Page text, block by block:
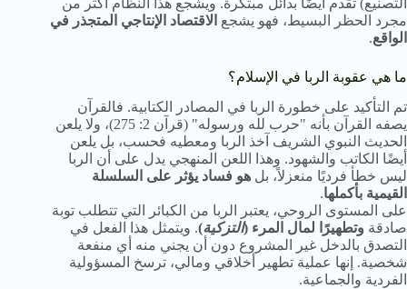
مجرد الحظر البسيط، فهو يشجع الاقتصاد الإنتاجي المتجذر في
الواقع.
ما هي عقوبة الربا في الإسلام؟
تم التأكيد على خطورة الربا في المصادر الكتابية. فالقرآن
يصفه القرآن بأنه "حرب لله ورسوله" (قرآن 2: 275)، ولا يلعن
الحديث النبوي الشريف آخذ الربا ومعطيه فحسب، بل يلعن
أيضًا الكاتب والشهود. وهذا اللعن المنهجي يدل على أن الربا
ليس خطأ فرديًا منعزلاً، بل هو فساد يؤثر على السلسلة
القيمية بأكملها.
على المستوى الروحي، يعتبر الربا من الكبائر التي تتطلب توبة
صادقة وتطهيرًا لمال المرء (التزكية). ويتمثل هذا الفعل في
التصدق بالدخل غير المشروع دون أن يجني منه أي منفعة
شخصية. إنها عملية تطهير أخلاقي ومالي، ترسخ المسؤولية
الفردية والجماعية.